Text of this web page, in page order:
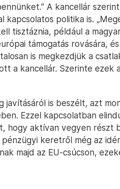
A kancellár
kapcsolatos politika is.
tisztáznia, például a
támogatás rovására,
is megkezdjük a
a kancellár. Szerinte ezek
javításáról is beszélt, azt
Ezzel kapcsolatban
hogy aktívan vegyen részt
keretről még az
majd az EU-csúcson,